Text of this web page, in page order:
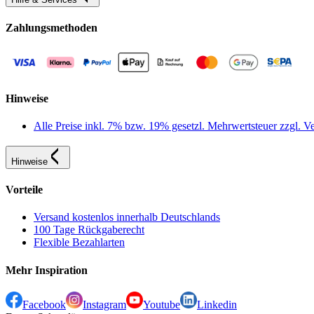
Zahlungsmethoden
Hinweise
Alle Preise inkl. 7% bzw. 19% gesetzl. Mehrwertsteuer zzgl.
Hinweise
Vorteile
Versand kostenlos innerhalb Deutschlands
100 Tage Rückgaberecht
Flexible Bezahlarten
Mehr Inspiration
Facebook Instagram Youtube
Linkedin